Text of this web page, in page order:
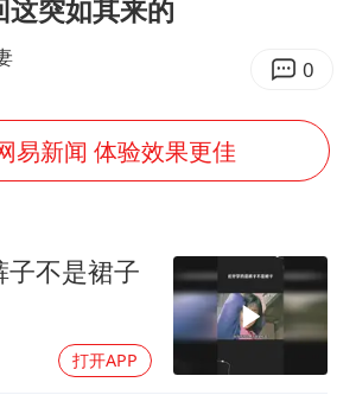
台风白海豚影响中国已成定局
法国下周开始禁止未经同意的电话营销
吉林一“温度计大楼”读数爆表
多地要求领导干部带头休假
这突如其来的
0
易新闻 体验效果更佳
不是裙子
打开APP